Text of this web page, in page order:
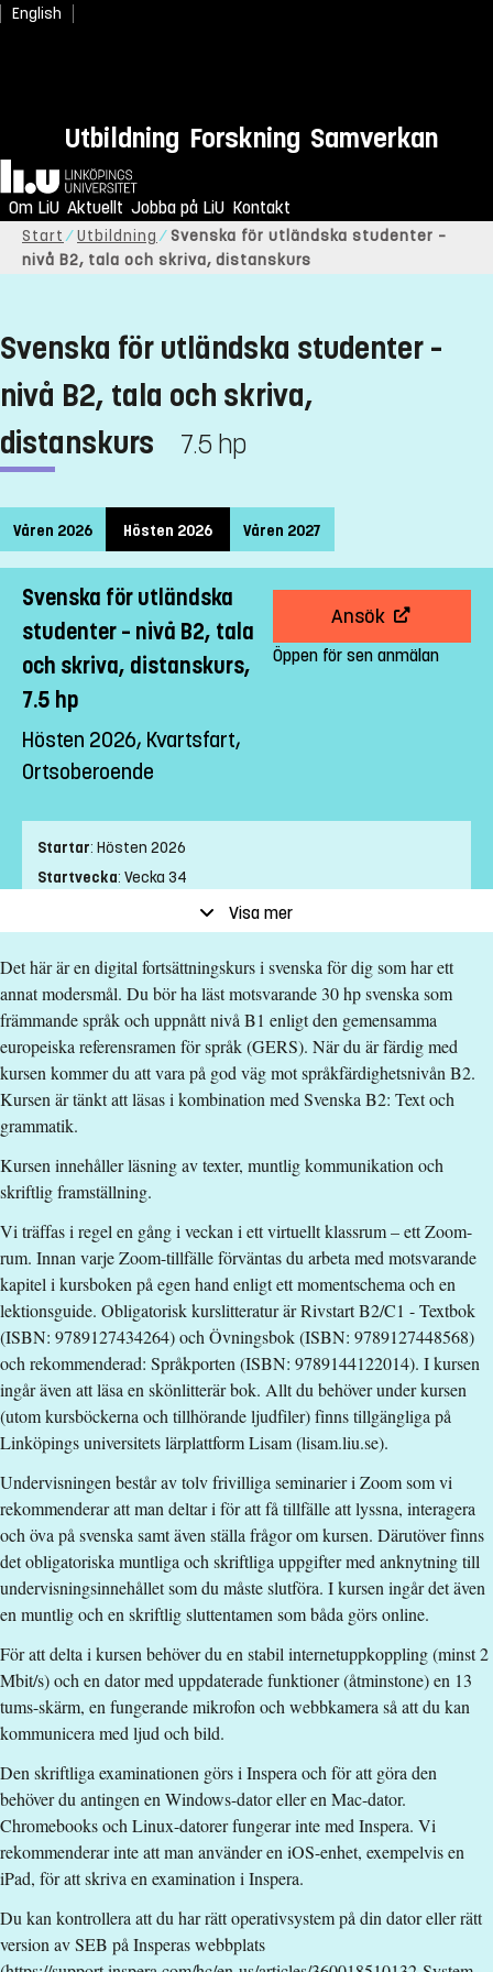
English
Utbildning Forskning Samverkan
Hem
Om LiU Aktuellt Jobba på LiU Kontakt
Start Utbildning
Svenska för utländska studenter –
nivå B2, tala och skriva, distanskurs
Svenska för utländska studenter –
nivå B2, tala och skriva,
distanskurs
7.5 hp
Våren 2026 Hösten 2026 Våren 2027
Svenska för utländska
studenter – nivå B2, tala
och skriva, distanskurs,
7.5 hp
Hösten 2026, Kvartsfart,
Ortsoberoende
Ansök
Öppen för sen anmälan
Startar: Hösten 2026
Startvecka: Vecka 34
Ort:Ortsoberoende
Studietakt:Kvartsfart
Nivå:Grundnivå
Studieform: Distans
Undervisningstid:Kvällstid
Antal obligatoriska tillfällen 0
Undervisningsspråk
Antal platser:35
Särskilda förkunskapskrav
Godkänd Svenska för utländska studenter, nivå B1, 15 hp
eller motsvarande kunskaper i svenska (nivå B1 enligt den
Gemensamma europeiska referensramen för språk)
Engelska 6 eller Engelska nivå 2
Undantag ges för svenska
Urval
Akademiska poäng grundnivå
Studieavgift
13500 kr - OBS! Gäller bara studenter utanför EU/EES och
Schweiz.
Jonas Johansson
jonas.johansson@liu.se
Åsa Tiri
asa.tiri@liu.se
Ioanna Zengler
ioanna.zengler@liu.se
+4613281621
Visa mer
Det här är en digital fortsättningskurs i svenska för dig som har ett
annat modersmål. Du bör ha läst motsvarande 30 hp svenska som
främmande språk och uppnått nivå B1 enligt den gemensamma
europeiska referensramen för språk (GERS). När du är färdig med
kursen kommer du att vara på god väg mot språkfärdighetsnivån B2.
Kursen är tänkt att läsas i kombination med Svenska B2: Text och
grammatik.
Kursen innehåller läsning av texter, muntlig kommunikation och
skriftlig framställning.
Vi träffas i regel en gång i veckan i ett virtuellt klassrum – ett Zoom-
rum. Innan varje Zoom-tillfälle förväntas du arbeta med motsvarande
kapitel i kursboken på egen hand enligt ett momentschema och en
lektionsguide. Obligatorisk kurslitteratur är Rivstart B2/C1 - Textbok
(ISBN: 9789127434264) och Övningsbok (ISBN: 9789127448568)
och rekommenderad: Språkporten (ISBN: 9789144122014). I kursen
ingår även att läsa en skönlitterär bok. Allt du behöver under kursen
(utom kursböckerna och tillhörande ljudfiler) finns tillgängliga på
Linköpings universitets lärplattform Lisam (lisam.liu.se).
Undervisningen består av tolv frivilliga seminarier i Zoom som vi
rekommenderar att man deltar i för att få tillfälle att lyssna, interagera
och öva på svenska samt även ställa frågor om kursen. Därutöver finns
det obligatoriska muntliga och skriftliga uppgifter med anknytning till
undervisningsinnehållet som du måste slutföra. I kursen ingår det även
en muntlig och en skriftlig sluttentamen som båda görs online.
För att delta i kursen behöver du en stabil internetuppkoppling (minst 2
Mbit/s) och en dator med uppdaterade funktioner (åtminstone) en 13
tums-skärm, en fungerande mikrofon och webbkamera så att du kan
kommunicera med ljud och bild.
Den skriftliga examinationen görs i Inspera och för att göra den
behöver du antingen en Windows-dator eller en Mac-dator.
Chromebooks och Linux-datorer fungerar inte med Inspera. Vi
rekommenderar inte att man använder en iOS-enhet, exempelvis en
iPad, för att skriva en examination i Inspera.
Du kan kontrollera att du har rätt operativsystem på din dator eller rätt
version av SEB på Insperas webbplats